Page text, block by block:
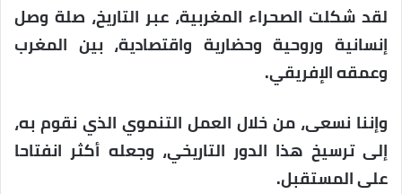
لقد شكلت الصحراء المغربية، عبر التاريخ، صلة وصل
إنسانية وروحية وحضارية واقتصادية، بين المغرب
وعمقه الإفريقي.
وإننا نسعى، من خلال العمل التنموي الذي نقوم به،
إلى ترسيخ هذا الدور التاريخي، وجعله أكثر انفتاحا
على المستقبل.